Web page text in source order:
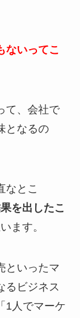
ないってこ
て、会社で
となるの
なとこ
を出したこ
ます。
といったマ
るビジネス
1人でマーケ